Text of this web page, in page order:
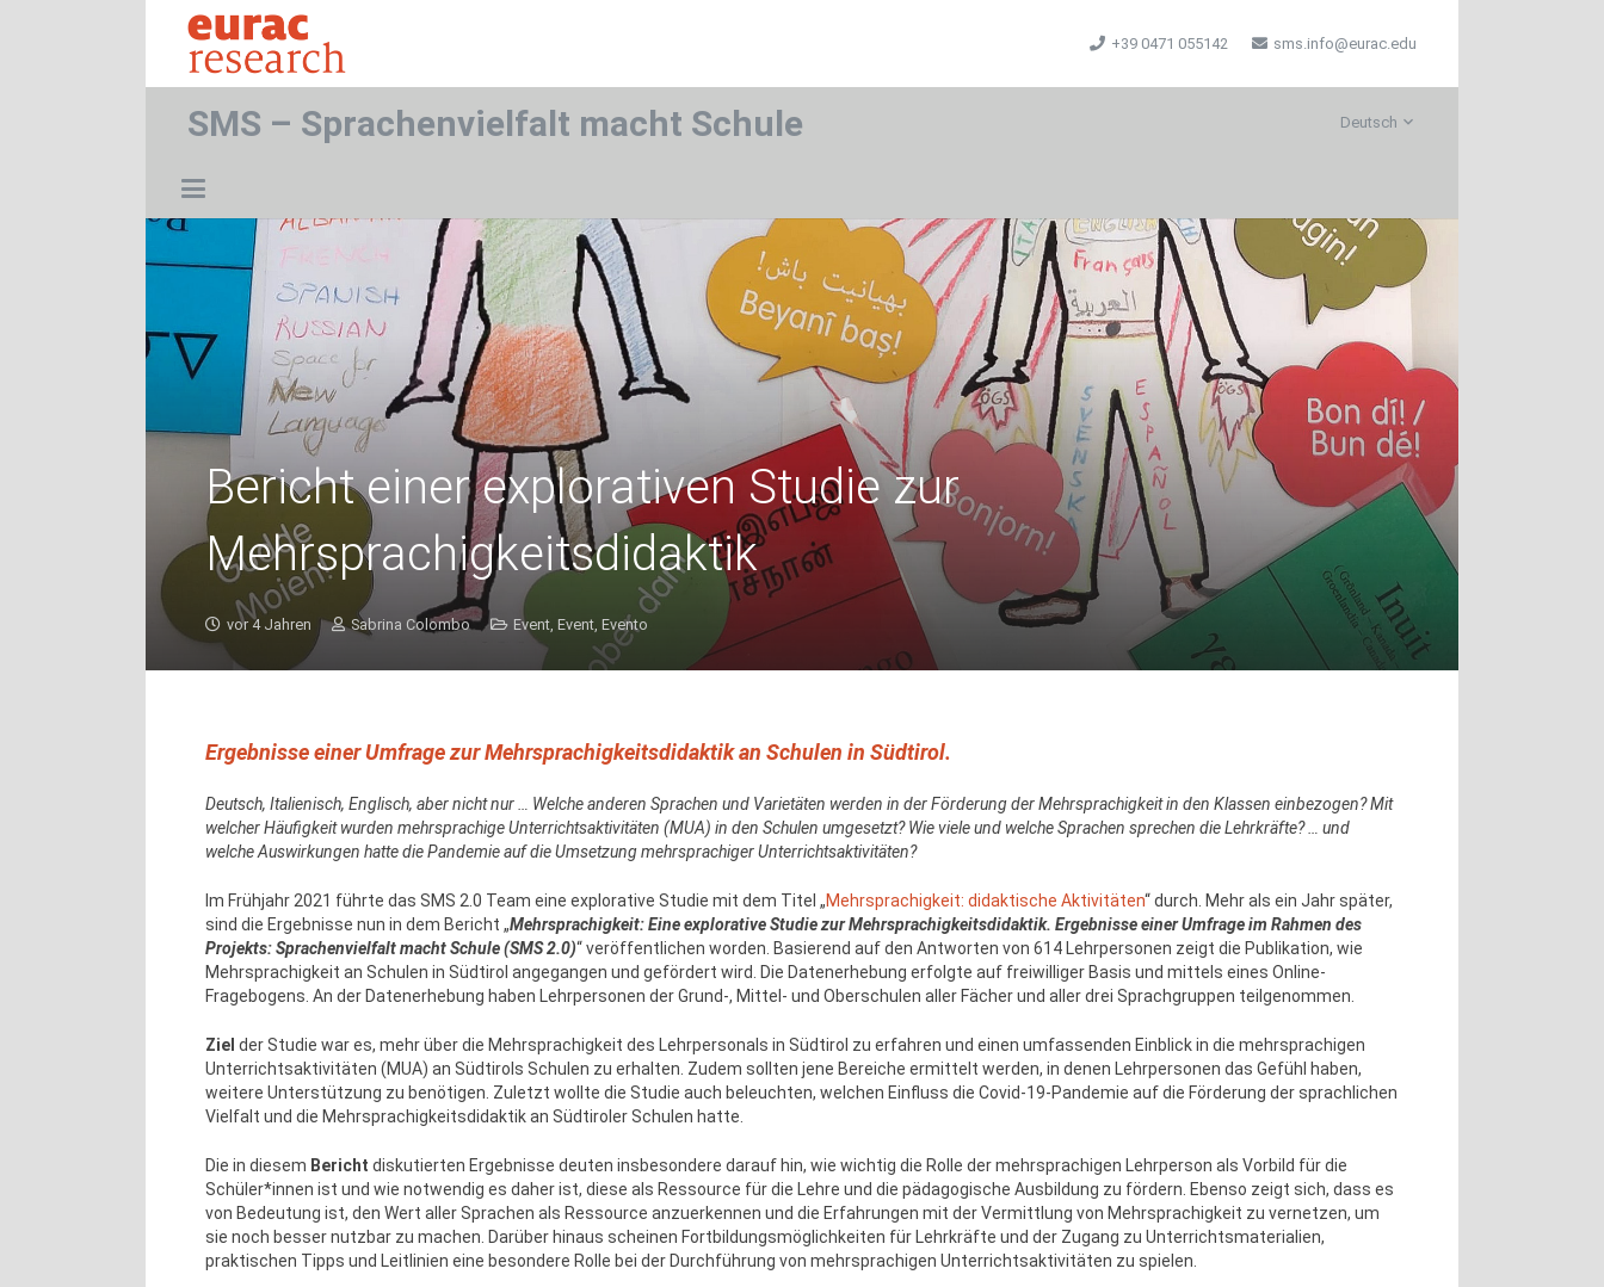
+39 0471 055142 sms.info@eurac.edu
SMS – Sprachenvielfalt macht Schule Deutsch
Bericht einer explorativen Studie zur
Mehrsprachigkeitsdidaktik
vor 4 Jahren Sabrina Colombo Event, Event, Evento
Ergebnisse einer Umfragezur Mehrsprachigkeitsdidaktik an Schulen in Südtirol.
Deutsch, Italienisch, Englisch, aber nicht nur … Welche anderen Sprachen und Varietäten werden in der Förderung der Mehrsprachigkeit in den Klassen einbezogen? Mit
welcher Häufigkeit wurden mehrsprachige Unterrichtsaktivitäten (MUA) in den Schulen umgesetzt? Wie viele und welche Sprachen sprechen die Lehrkräfte? … und
welche Auswirkungen hatte die Pandemie auf die Umsetzung mehrsprachiger Unterrichtsaktivitäten?
Im Frühjahr 2021 führte das SMS 2.0 Team eine explorative Studie mit dem Titel „Mehrsprachigkeit: didaktische Aktivitäten“ durch. Mehr als ein Jahr später,
sind die Ergebnisse nun in dem Bericht „Mehrsprachigkeit: Eine explorative Studie zur Mehrsprachigkeitsdidaktik. Ergebnisse einer Umfrage im Rahmen des
Projekts: Sprachenvielfalt macht Schule (SMS 2.0)“ veröffentlichen worden. Basierend auf den Antworten von 614 Lehrpersonen zeigt die Publikation, wie
Mehrsprachigkeit an Schulen in Südtirol angegangen und gefördert wird. Die Datenerhebung erfolgte auf freiwilliger Basis und mittels eines Online-
Fragebogens. An der Datenerhebung haben Lehrpersonen der Grund-, Mittel- und Oberschulen aller Fächer und aller drei Sprachgruppen teilgenommen.
Ziel der Studie war es, mehr über die Mehrsprachigkeit des Lehrpersonals in Südtirol zu erfahren und einen umfassenden Einblick in die mehrsprachigen
Unterrichtsaktivitäten (MUA) an Südtirols Schulen zu erhalten. Zudem sollten jene Bereiche ermittelt werden, in denen Lehrpersonen das Gefühl haben,
weitere Unterstützung zu benötigen. Zuletzt wollte die Studie auch beleuchten, welchen Einfluss die Covid-19-Pandemie auf die Förderung der sprachlichen
Vielfalt und die Mehrsprachigkeitsdidaktik an Südtiroler Schulen hatte.
Die in diesem Bericht diskutierten Ergebnisse deuten insbesondere darauf hin, wie wichtig die Rolle der mehrsprachigen Lehrperson als Vorbild für die
Schüler*innen ist und wie notwendig es daher ist, diese als Ressource für die Lehre und die pädagogische Ausbildung zu fördern. Ebenso zeigt sich, dass es
von Bedeutung ist, den Wert aller Sprachen als Ressource anzuerkennen und die Erfahrungen mit der Vermittlung von Mehrsprachigkeit zu vernetzen, um
sie noch besser nutzbar zu machen. Darüber hinaus scheinen Fortbildungsmöglichkeiten für Lehrkräfte und der Zugang zu Unterrichtsmaterialien,
praktischen Tipps und Leitlinien eine besondere Rolle bei der Durchführung von mehrsprachigen Unterrichtsaktivitäten zu spielen.